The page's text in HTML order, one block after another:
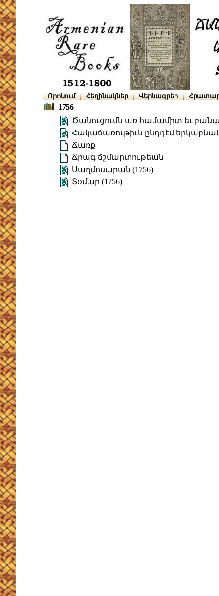
Որոնում Հեղինակներ Վերնագրեր
1756
Ծանուցումն առ համամիտ եւ
Հակաճառութիւն ընդդէմ
Ճառք
Ճրագ ճշմարտութեան
Սաղմոսարան (1756)
Տօմար (1756)